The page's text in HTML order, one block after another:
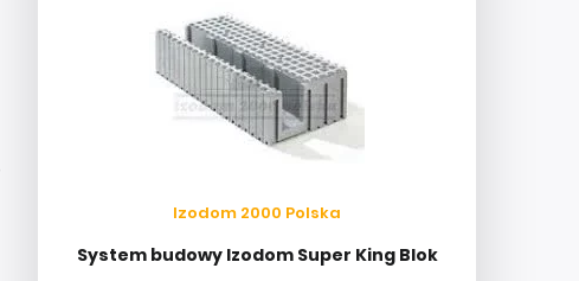
Izodom 2000 Polska
System budowy Izodom Super King Blok